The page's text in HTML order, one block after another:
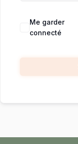
Me garder
connecté